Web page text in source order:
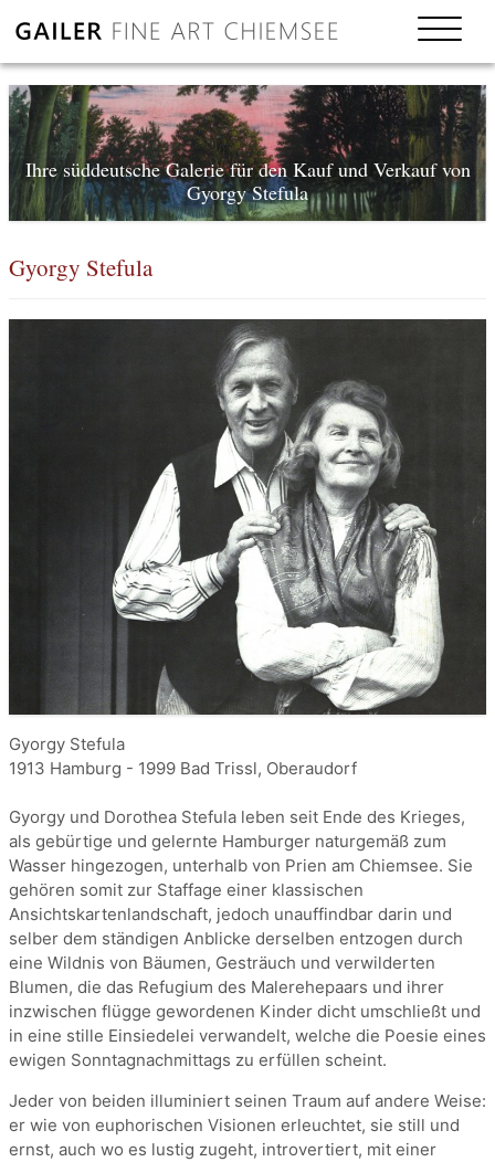
Ihre süddeutsche Galerie für den Kauf und Verkauf von
Gyorgy Stefula
Gyorgy Stefula
Gyorgy Stefula
1913 Hamburg - 1999 Bad Trissl, Oberaudorf
Gyorgy und Dorothea Stefula leben seit Ende des Krieges,
als gebürtige und gelernte Hamburger naturgemäß zum
Wasser hingezogen, unterhalb von Prien am Chiemsee. Sie
gehören somit zur Staffage einer klassischen
Ansichtskartenlandschaft, jedoch unauffindbar darin und
selber dem ständigen Anblicke derselben entzogen durch
eine Wildnis von Bäumen, Gesträuch und verwilderten
Blumen, die das Refugium des Malerehepaars und ihrer
inzwischen flügge gewordenen Kinder dicht umschließt und
in eine stille Einsiedelei verwandelt, welche die Poesie eines
ewigen Sonntagnachmittags zu erfüllen scheint.
Jeder von beiden illuminiert seinen Traum auf andere Weise:
er wie von euphorischen Visionen erleuchtet, sie still und
ernst, auch wo es lustig zugeht, introvertiert, mit einer